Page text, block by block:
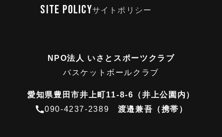
SITE POLICYサイトポリシー
NPO法人 いさとスポーツクラブ
バスケットボールクラブ
愛知県豊田市井上町11-8-6（井上公園内）
090-4237-2389 渡邉兼吾（携帯）